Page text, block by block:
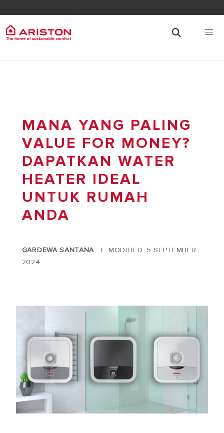
MANA YANG PALING
VALUE FOR MONEY?
DAPATKAN WATER
HEATER IDEAL
UNTUK RUMAH
ANDA
GARDEWA SANTANA |
MODIFIED: 5 SEPTEMBER
2024